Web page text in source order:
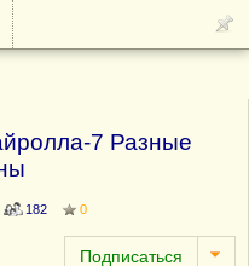
7 Разные
182 0